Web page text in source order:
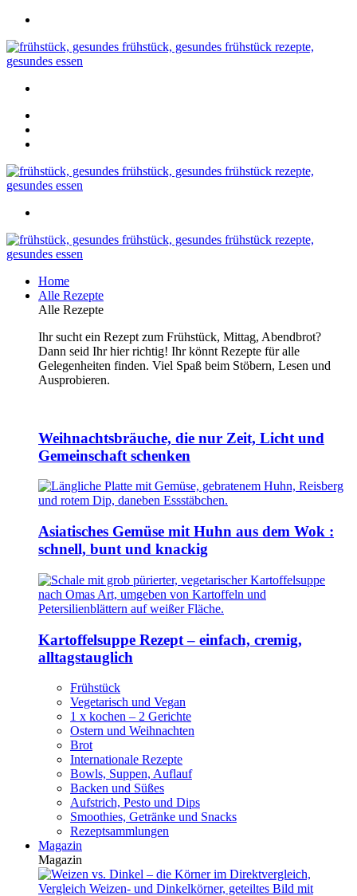
Home
Alle Rezepte
Alle Rezepte
Ihr sucht ein Rezept zum Frühstück, Mittag, Abendbrot?
Dann seid Ihr hier richtig! Ihr könnt Rezepte für alle
Gelegenheiten finden. Viel Spaß beim Stöbern, Lesen und
Ausprobieren.
Weihnachtsbräuche, die nur Zeit, Licht und
Gemeinschaft schenken
Asiatisches Gemüse mit Huhn aus dem Wok :
schnell, bunt und knackig
Kartoffelsuppe Rezept – einfach, cremig,
alltagstauglich
Frühstück
Vegetarisch und Vegan
1 x kochen – 2 Gerichte
Ostern und Weihnachten
Brot
Internationale Rezepte
Bowls, Suppen, Auflauf
Backen und Süßes
Aufstrich, Pesto und Dips
Smoothies, Getränke und Snacks
Rezeptsammlungen
Magazin
Magazin